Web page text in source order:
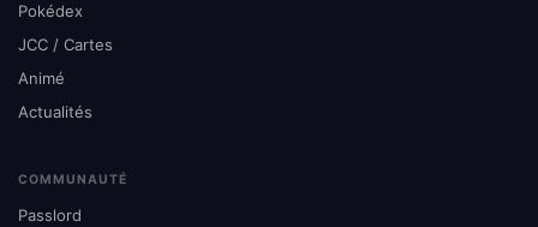
Pokédex
JCC / Cartes
Animé
Actualités
COMMUNAUTÉ
Passlord